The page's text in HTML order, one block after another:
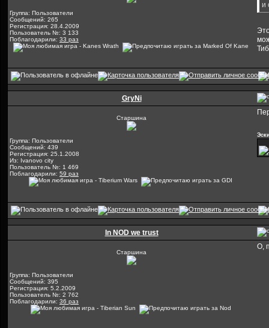
Группа: Пользователи
Сообщений: 265
Регистрация: 28.4.2009
Пользователь №: 3 133
Поблагодарили: 33 раз
и
GryNi
Старшина
Группа: Пользователи
Сообщений: 439
Регистрация: 25.1.2008
Из: Ivanovo city
Пользователь №: 1 469
Поблагодарили: 59 раз
In NOD we trust
Старшина
Группа: Пользователи
Сообщений: 395
Регистрация: 5.2.2009
Пользователь №: 2 762
Поблагодарили: 36 раз
О,